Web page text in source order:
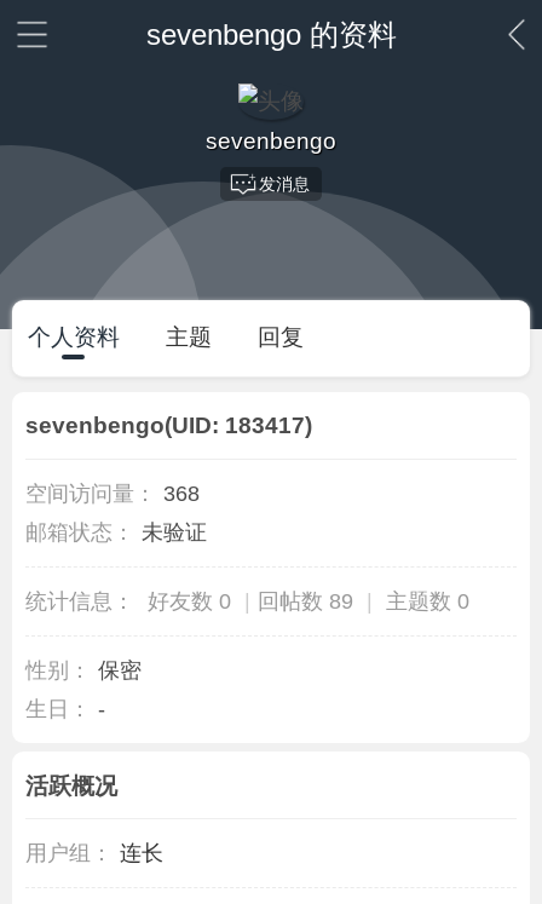
sevenbengo 的资料
sevenbengo
发消息
个人资料 主题 回复
sevenbengo(UID: 183417)
空间访问量：
368
邮箱状态：
未验证
统计信息： 好友数 0 | 回帖数 89 | 主题数 0
性别：
保密
生日：
-
活跃概况
用户组： 连长